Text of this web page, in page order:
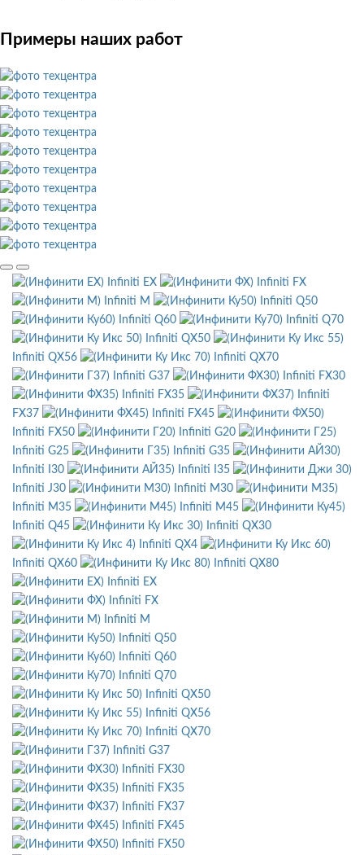
Примеры наших работ
Infiniti EX
Infiniti FX
Infiniti M
Infiniti Q50
Infiniti Q60
Infiniti Q70
Infiniti QX50
Infiniti QX56
Infiniti QX70
Infiniti G37
Infiniti FX30
Infiniti FX35
Infiniti
FX37
Infiniti FX45
Infiniti FX50
Infiniti G20
Infiniti G25
Infiniti G35
Infiniti I30
Infiniti I35
Infiniti J30
Infiniti M30
Infiniti M35
Infiniti M45
Infiniti Q45
Infiniti QX30
Infiniti QX4
Infiniti QX60
Infiniti QX80
Infiniti EX
Infiniti FX
Infiniti M
Infiniti Q50
Infiniti Q60
Infiniti Q70
Infiniti QX50
Infiniti QX56
Infiniti QX70
Infiniti G37
Infiniti FX30
Infiniti FX35
Infiniti FX37
Infiniti FX45
Infiniti FX50